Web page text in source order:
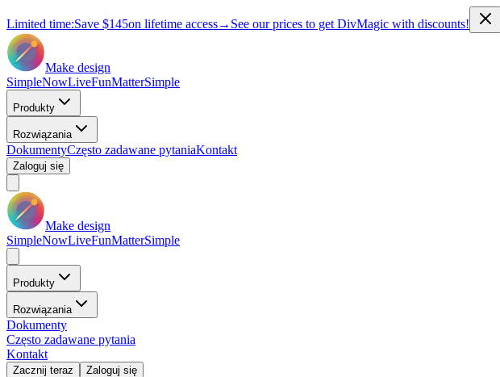
Limited time:Save $145on lifetime access→ See our prices to get DivMagic with discounts!
Make design
SimpleNowLiveFunMatterSimple
Produkty
Rozwiązania
DokumentyCzęsto zadawane pytaniaKontakt
Zaloguj się
Make design
SimpleNowLiveFunMatterSimple
Produkty
Rozwiązania
Dokumenty
Często zadawane pytania
Kontakt
Zacznij teraz Zaloguj się